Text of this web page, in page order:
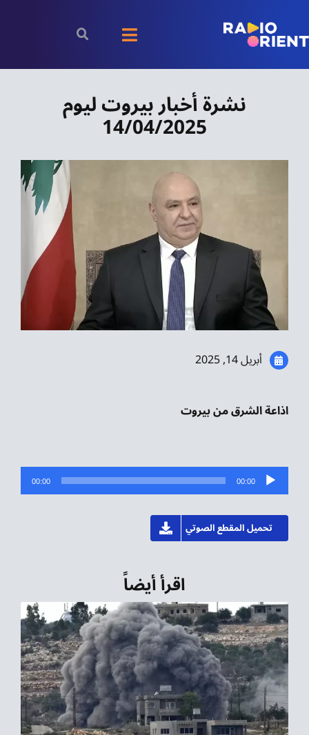
content
Toggle
Navigation
الأخبار
رياضة
مقالات
موسيقى الشرق
نشرة أخبار بيروت ليوم
14/04/2025
أبريل 14, 2025
اذاعة الشرق من بيروت
مشغل
الصوت
00:00
00:00
تحميل المقطع الصوتي
اقرأ أيضاً